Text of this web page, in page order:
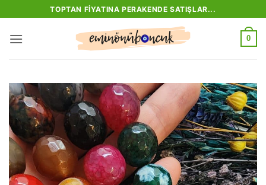
atla
TOPTAN FIYATINA PERAKENDE SATIŞLAR...
0